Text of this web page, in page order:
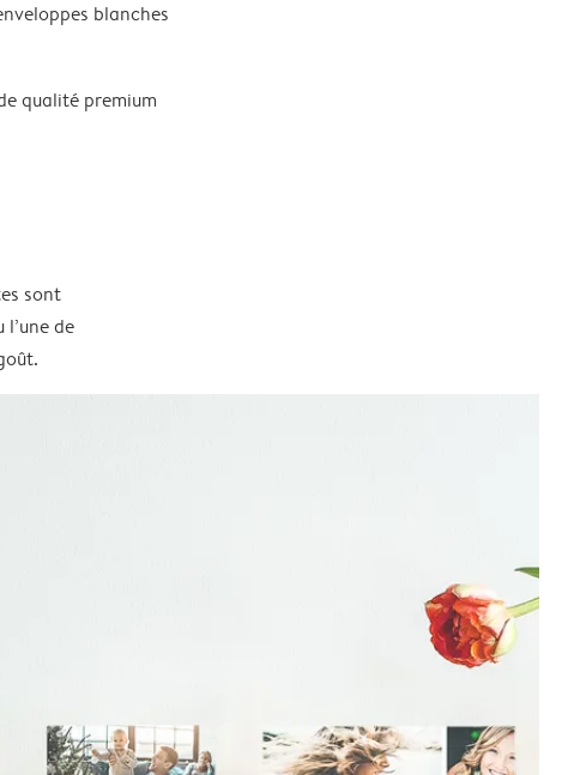
blanches
qualité premium
sont
de